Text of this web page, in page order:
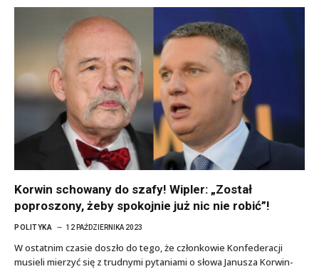
Korwin schowany do szafy! Wipler: „Został
poproszony, żeby spokojnie już nic nie robić”!
POLITYKA 12 PAŹDZIERNIKA 2023
W ostatnim czasie doszło do tego, że członkowie Konfederacji
musieli mierzyć się z trudnymi pytaniami o słowa Janusza Korwin-